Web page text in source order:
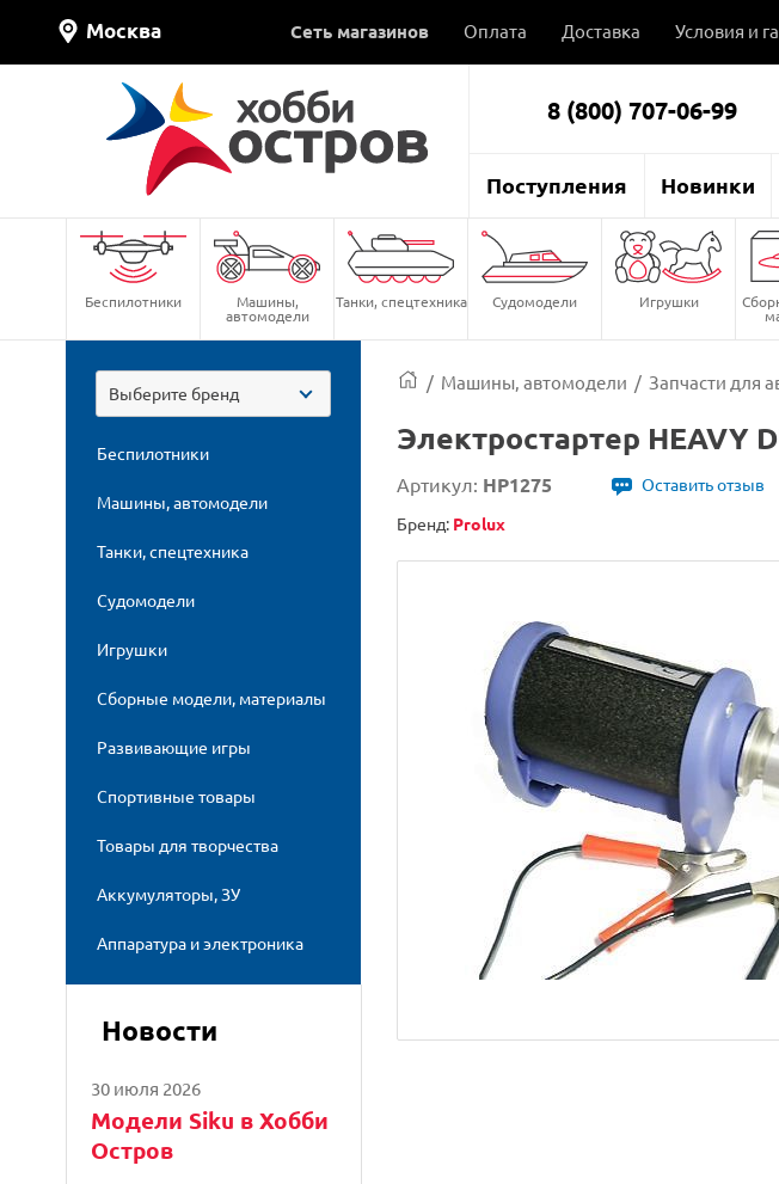
Москва Сеть магазинов Оплата Доставка Условия и
8 (800) 707-06-99
Поступления Новинки
Беспилотники Машины,
автомодели
Танки, спецтехника Судомодели Игрушки
Выберите бренд
Беспилотники
Машины, автомодели
Танки, спецтехника
Судомодели
Игрушки
Сборные модели, материалы
Развивающие игры
Спортивные товары
Товары для творчества
Аккумуляторы, ЗУ
Аппаратура и электроника
Новости
30 июля 2026
Модели Siku в Хобби
Остров
/ Машины, автомодели / Запчасти для
Электростартер HEAVY
Артикул: HP1275
Оставить отзыв
Бренд: Prolux